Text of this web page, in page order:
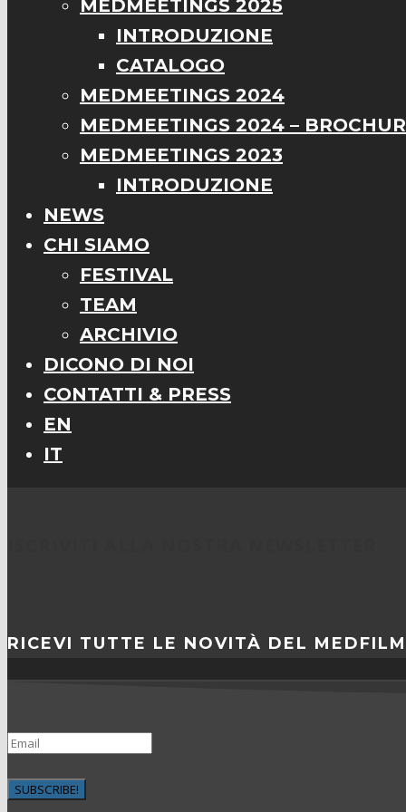
MEDMEETINGS 2025
INTRODUZIONE
CATALOGO
MEDMEETINGS 2024
MEDMEETINGS 2024 –
MEDMEETINGS 2023
INTRODUZIONE
NEWS
CHI SIAMO
FESTIVAL
TEAM
ARCHIVIO
DICONO DI NOI
CONTATTI & PRESS
EN
IT
RICEVI TUTTE LE NOVITÀ DEL MEDFILM
SUBSCRIBE!